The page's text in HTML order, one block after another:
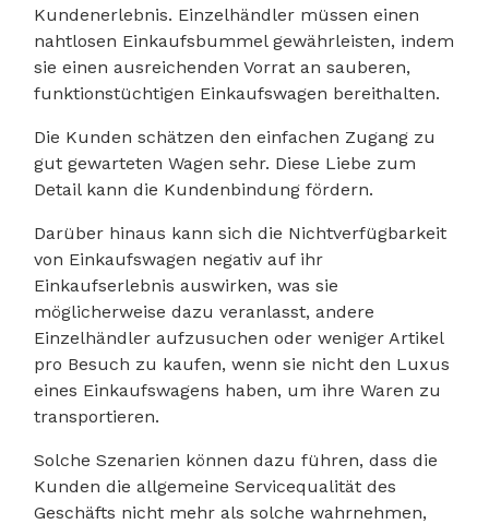
Kundenerlebnis. Einzelhändler müssen einen
nahtlosen Einkaufsbummel gewährleisten, indem
sie einen ausreichenden Vorrat an sauberen,
funktionstüchtigen Einkaufswagen bereithalten.
Die Kunden schätzen den einfachen Zugang zu
gut gewarteten Wagen sehr. Diese Liebe zum
Detail kann die Kundenbindung fördern.
Darüber hinaus kann sich die Nichtverfügbarkeit
von Einkaufswagen negativ auf ihr
Einkaufserlebnis auswirken, was sie
möglicherweise dazu veranlasst, andere
Einzelhändler aufzusuchen oder weniger Artikel
pro Besuch zu kaufen, wenn sie nicht den Luxus
eines Einkaufswagens haben, um ihre Waren zu
transportieren.
Solche Szenarien können dazu führen, dass die
Kunden die allgemeine Servicequalität des
Geschäfts nicht mehr als solche wahrnehmen,